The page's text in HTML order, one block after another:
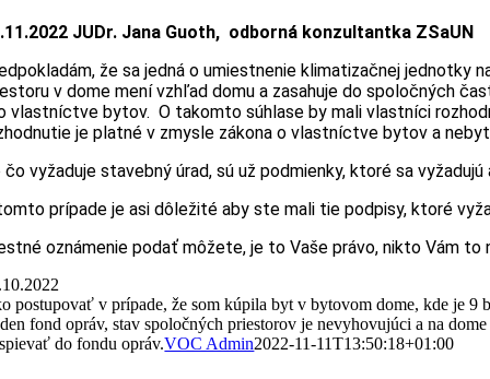
JUDr. Jana Guoth, odborná konzultantka ZSaUN
že sa jedná o umiestnenie klimatizačnej
v dome mení vzhľad domu a zasahuje do spoločných
vlastníctve bytov. O takomto súhlase by mali vlastníci
je platné v zmysle zákona o vlastníctve bytov a
čo vyžaduje stavebný úrad, sú už podmienky, ktoré sa
prípade je asi dôležité aby ste mali tie podpisy, ktoré
oznámenie podať môžete, je to Vaše právo, nikto Vám to
postupovať v prípade, že som kúpila byt v bytovom dome, kde je 9
fond opráv, stav spoločných priestorov je nevyhovujúci a na
do fondu opráv.VOC Admin2022-11-11T13:50:18+01:00